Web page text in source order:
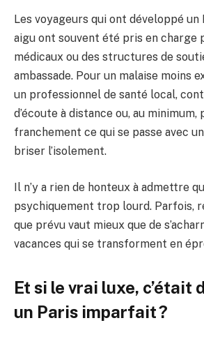
Les voyageurs qui ont développé un
aigu ont souvent été pris en charge
médicaux ou des structures de
ambassade. Pour un malaise moins
un professionnel de santé local,
d’écoute à distance ou, au minimum,
franchement ce qui se passe avec
briser l’isolement.
Il n’y a rien de honteux à admettre
psychiquement trop lourd. Parfois,
que prévu vaut mieux que de
vacances qui se transforment en
Et si le vrai luxe, c’était
un Paris imparfait ?